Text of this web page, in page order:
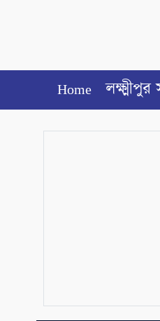
Home লক্ষ্মীপুর